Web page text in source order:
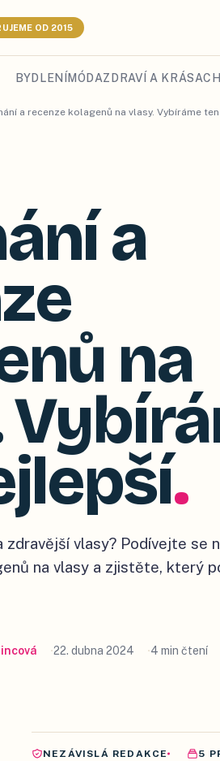
OD 2015
BYDLENÍ MÓDAZDRAVÍ A KRÁSA
a recenze kolagenů na vlasy. Vybíráme
a
na
.
vlasy? Podívejte se
na vlasy a zjistěte, který
22. dubna 2024 4 min čtení
NEZÁVISLÁ REDAKCE 5